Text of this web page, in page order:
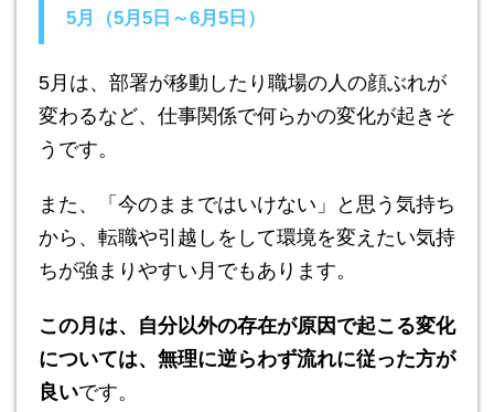
5月（5月5日～6月5日）
5月は、部署が移動したり職場の人の顔ぶれが
変わるなど、仕事関係で何らかの変化が起きそ
うです。
また、「今のままではいけない」と思う気持ち
から、転職や引越しをして環境を変えたい気持
ちが強まりやすい月でもあります。
この月は、自分以外の存在が原因で起こる変化
については、無理に逆らわず流れに従った方が
良いです。